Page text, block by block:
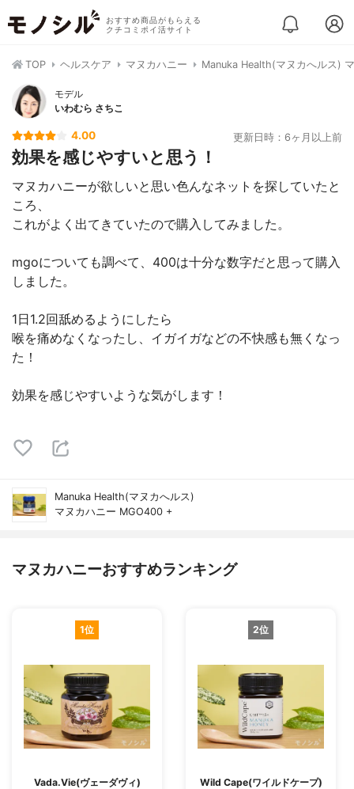
おすすめ商品がもらえる
クチコミポイ活サイト
TOP ヘルスケア マヌカハニー Manuka Health(マヌカへルス)
モデル
いわむら さちこ
4.00 更新日時：6ヶ月以上前
効果を感じやすいと思う！
マヌカハニーが欲しいと思い色んなネットを探していたと
ころ、
これがよく出てきていたので購入してみました。
mgoについても調べて、400は十分な数字だと思って購入
しました。
1日1.2回舐めるようにしたら
喉を痛めなくなったし、イガイガなどの不快感も無くなっ
た！
効果を感じやすいような気がします！
Manuka Health(マヌカへルス)
マヌカハニー MGO400 +
マヌカハニーおすすめランキング
1位
Vada.Vie(ヴェーダヴィ)
2位
Wild Cape(ワイルドケープ)